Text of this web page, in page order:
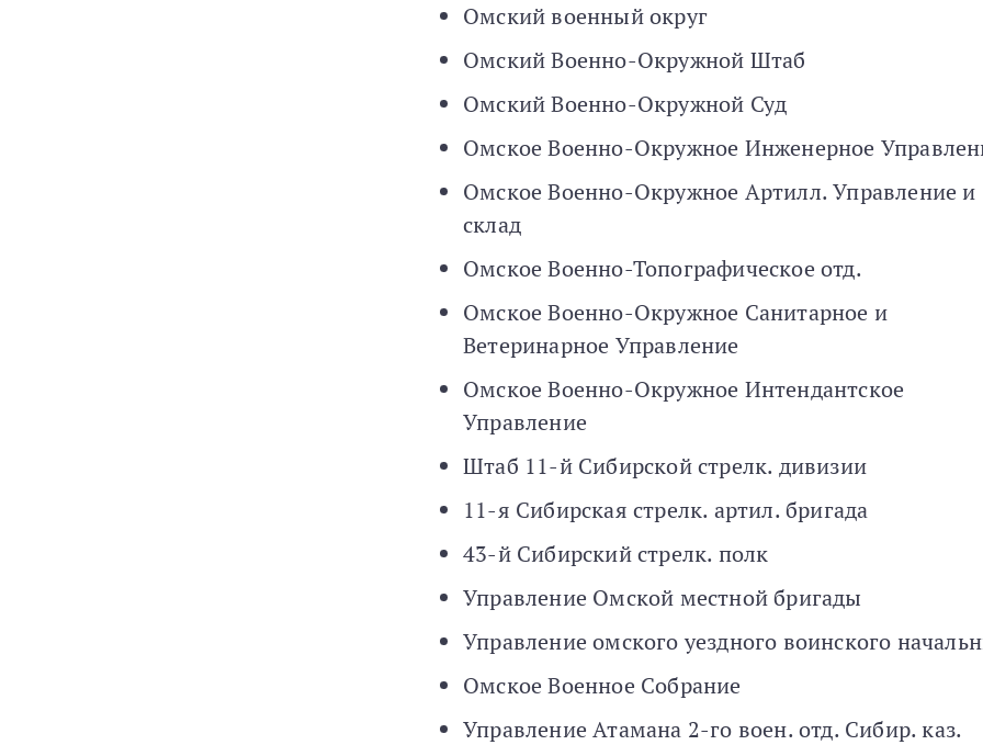
Омский военный округ
Омский Военно-Окружной Штаб
Омский Военно-Окружной Суд
Омское Военно-Окружное Инженерное
Омское Военно-Окружное Артилл. Управление и
склад
Омское Военно-Топографическое отд.
Омское Военно-Окружное Санитарное и
Ветеринарное Управление
Омское Военно-Окружное Интендантское
Управление
Штаб 11-й Сибирской стрелк. дивизии
11-я Сибирская стрелк. артил. бригада
43-й Сибирский стрелк. полк
Управление Омской местной бригады
Управление омского уездного воинского
Омское Военное Собрание
Управление Атамана 2-го воен. отд. Сибир. каз.